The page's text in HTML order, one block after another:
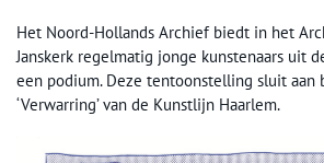
Het Noord-Hollands Archief biedt in het
Janskerk regelmatig jonge kunstenaars uit
een podium. Deze tentoonstelling sluit aan
‘Verwarring’ van de Kunstlijn Haarlem.